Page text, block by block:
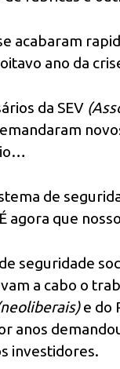
acabaram
ano da
da SEV
de
agora que
seguridade
a cabo o
e do
anos
investidores.